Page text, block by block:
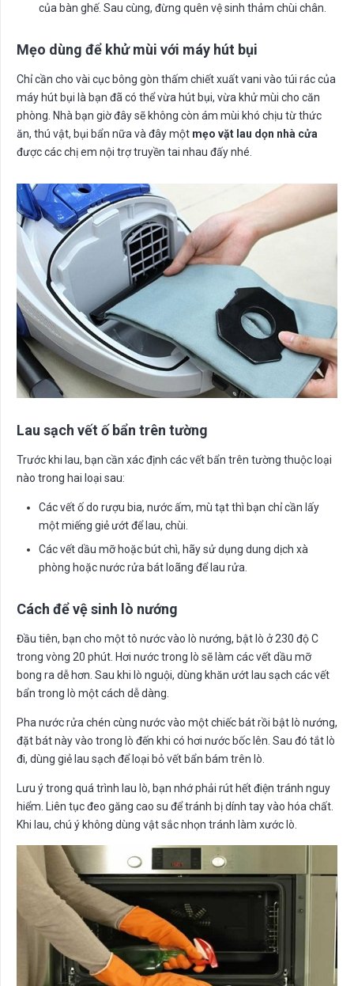
của bàn ghế. Sau cùng, đừng quên vệ sinh thảm chùi chân.
Mẹo dùng để khử mùi với máy hút bụi
Chỉ cần cho vài cục bông gòn thấm chiết xuất vani vào túi rác của
máy hút bụi là bạn đã có thể vừa hút bụi, vừa khử mùi cho căn
phòng. Nhà bạn giờ đây sẽ không còn ám mùi khó chịu từ thức
ăn, thú vật, bụi bẩn nữa và đây một mẹo vặt lau dọn nhà cửa
được các chị em nội trợ truyền tai nhau đấy nhé.
Lau sạch vết ố bẩn trên tường
Trước khi lau, bạn cần xác định các vết bẩn trên tường thuộc loại
nào trong hai loại sau:
Các vết ố do rượu bia, nước ấm, mù tạt thì bạn chỉ cần lấy
một miếng giẻ ướt để lau, chùi.
Các vết dầu mỡ hoặc bút chì, hãy sử dụng dung dịch xà
phòng hoặc nước rửa bát loãng để lau rửa.
Cách để vệ sinh lò nướng
Đầu tiên, bạn cho một tô nước vào lò nướng, bật lò ở 230 độ C
trong vòng 20 phút. Hơi nước trong lò sẽ làm các vết dầu mỡ
bong ra dễ hơn. Sau khi lò nguội, dùng khăn ướt lau sạch các vết
bẩn trong lò một cách dễ dàng.
Pha nước rửa chén cùng nước vào một chiếc bát rồi bật lò nướng,
đặt bát này vào trong lò đến khi có hơi nước bốc lên. Sau đó tắt lò
đi, dùng giẻ lau sạch để loại bỏ vết bẩn bám trên lò.
Lưu ý trong quá trình lau lò, bạn nhớ phải rút hết điện tránh nguy
hiểm. Liên tục đeo găng cao su để tránh bị dính tay vào hóa chất.
Khi lau, chú ý không dùng vật sắc nhọn tránh làm xước lò.